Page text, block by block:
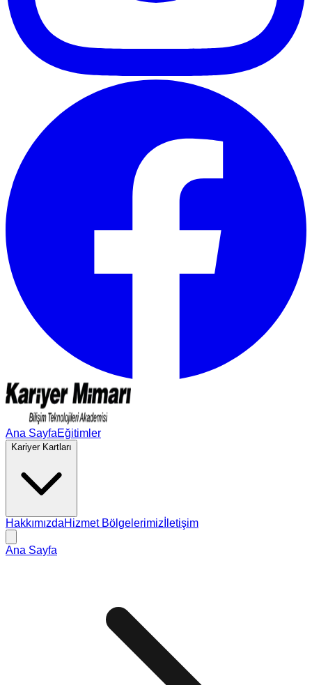
Ana SayfaEğitimler
Kariyer Kartları
HakkımızdaHizmet Bölgelerimiz İletişim
Ana Sayfa